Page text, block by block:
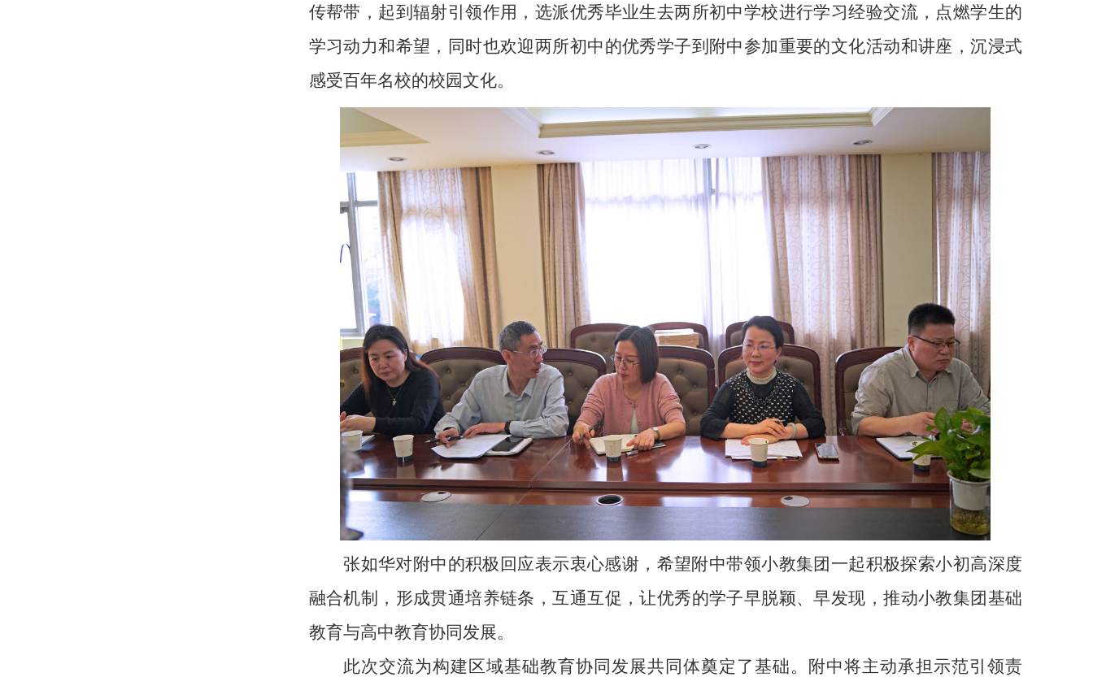
传帮带，起到辐射引领作用，选派优秀毕业生去两所初中学校进行学习经验交流，点燃学生的
学习动力和希望，同时也欢迎两所初中的优秀学子到附中参加重要的文化活动和讲座，沉浸式
感受百年名校的校园文化。
张如华对附中的积极回应表示衷心感谢，希望附中带领小教集团一起积极探索小初高深度
融合机制，形成贯通培养链条，互通互促，让优秀的学子早脱颖、早发现，推动小教集团基础
教育与高中教育协同发展。
此次交流为构建区域基础教育协同发展共同体奠定了基础。附中将主动承担示范引领责